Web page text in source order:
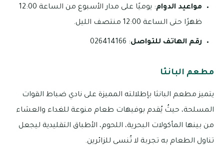
مواعيد الدوام
: يوميًا على مدار الأسبوع من الساعة 12:00
ظهرًا حتى الساعة 12:00 منتصف الليل.
رقم الهاتف للتواصل: 026414166
مطعم البانثا
يتميز مطعم البانثا بإطلالته المميزة على نادي ضباط القوات
المسلحة، حيثُ يُقدم بوفيهات طعام منوعة للغداء والعشاء
من بينها المأكولات البحرية، اللحوم، الأطباق التقليدية ليجعل
تناول الطعام به تجربة لا تُنسى للزائرين.